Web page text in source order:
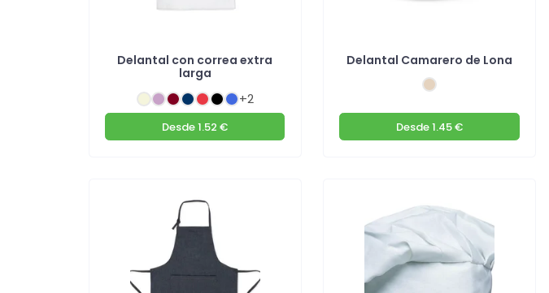
Delantal con correa extra
larga
+2
Desde1.52 €
Delantal Camarero de Lona
Desde1.45 €